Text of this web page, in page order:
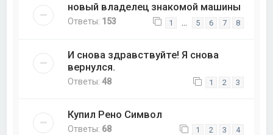
новый владелец знакомой машины
Ответы: 153 1 5 6 7 8
И снова здравствуйте! Я снова
вернулся.
Ответы:48 1 2 3
Купил Рено Символ
Ответы: 68 1 2 3 4